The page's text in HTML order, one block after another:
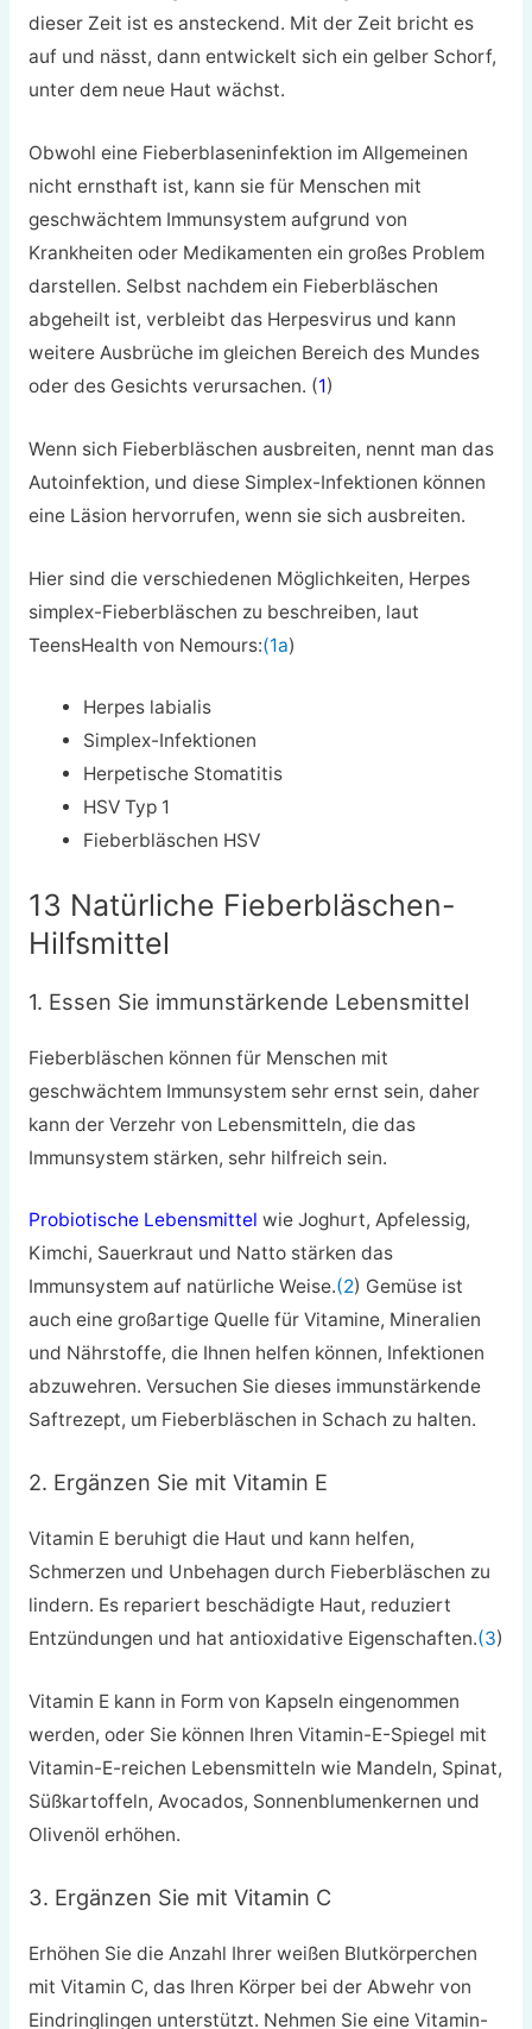
dieser Zeit ist es ansteckend. Mit der Zeit bricht es
auf und nässt, dann entwickelt sich ein gelber Schorf,
unter dem neue Haut wächst.
Obwohl eine Fieberblaseninfektion im Allgemeinen
nicht ernsthaft ist, kann sie für Menschen mit
geschwächtem Immunsystem aufgrund von
Krankheiten oder Medikamenten ein großes Problem
darstellen. Selbst nachdem ein Fieberbläschen
abgeheilt ist, verbleibt das Herpesvirus und kann
weitere Ausbrüche im gleichen Bereich des Mundes
oder des Gesichts verursachen. (1)
Wenn sich Fieberbläschen ausbreiten, nennt man das
Autoinfektion, und diese Simplex-Infektionen können
eine Läsion hervorrufen, wenn sie sich ausbreiten.
Hier sind die verschiedenen Möglichkeiten, Herpes
simplex-Fieberbläschen zu beschreiben, laut
TeensHealth von Nemours:(1a)
Herpes labialis
Simplex-Infektionen
Herpetische Stomatitis
HSV Typ 1
Fieberbläschen HSV
13 Natürliche Fieberbläschen-
Hilfsmittel
1. Essen Sie immunstärkende Lebensmittel
Fieberbläschen können für Menschen mit
geschwächtem Immunsystem sehr ernst sein, daher
kann der Verzehr von Lebensmitteln, die das
Immunsystem stärken, sehr hilfreich sein.
Probiotische Lebensmittel wie Joghurt, Apfelessig,
Kimchi, Sauerkraut und Natto stärken das
Immunsystem auf natürliche Weise.(2) Gemüse ist
auch eine großartige Quelle für Vitamine, Mineralien
und Nährstoffe, die Ihnen helfen können, Infektionen
abzuwehren. Versuchen Sie dieses immunstärkende
Saftrezept, um Fieberbläschen in Schach zu halten.
2. Ergänzen Sie mit Vitamin E
Vitamin E beruhigt die Haut und kann helfen,
Schmerzen und Unbehagen durch Fieberbläschen zu
lindern. Es repariert beschädigte Haut, reduziert
Entzündungen und hat antioxidative Eigenschaften.(3)
Vitamin E kann in Form von Kapseln eingenommen
werden, oder Sie können Ihren Vitamin-E-Spiegel mit
Vitamin-E-reichen Lebensmitteln wie Mandeln, Spinat,
Süßkartoffeln, Avocados, Sonnenblumenkernen und
Olivenöl erhöhen.
3. Ergänzen Sie mit Vitamin C
Erhöhen Sie die Anzahl Ihrer weißen Blutkörperchen
mit Vitamin C, das Ihren Körper bei der Abwehr von
Eindringlingen unterstützt. Nehmen Sie eine Vitamin-